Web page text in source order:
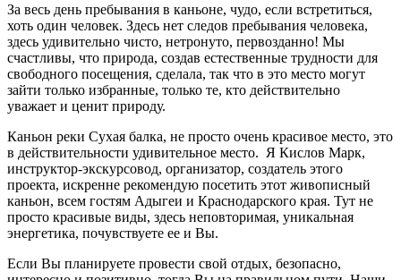
За весь день пребывания в каньоне, чудо, если встретиться,
хоть один человек. Здесь нет следов пребывания человека,
здесь удивительно чисто, нетронуто, первозданно! Мы
счастливы, что природа, создав естественные трудности для
свободного посещения, сделала, так что в это место могут
зайти только избранные, только те, кто действительно
уважает и ценит природу.
Каньон реки Сухая балка, не просто очень красивое место, это
в действительности удивительное место. Я Кислов Марк,
инструктор-экскурсовод, организатор, создатель этого
проекта, искренне рекомендую посетить этот живописный
каньон, всем гостям Адыгеи и Краснодарского края. Тут не
просто красивые виды, здесь неповторимая, уникальная
энергетика, почувствуете ее и Вы.
Если Вы планируете провести свой отдых, безопасно,